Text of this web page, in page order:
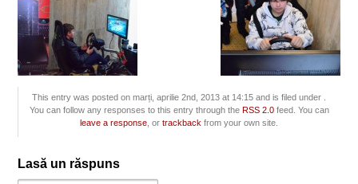
This entry was posted on marți, aprilie 2nd, 2013 at 14:15 and is filed under .
You can follow any responses to this entry through the RSS 2.0feed. You can
leave a response , ortrackback from your own site.
Lasă un răspuns